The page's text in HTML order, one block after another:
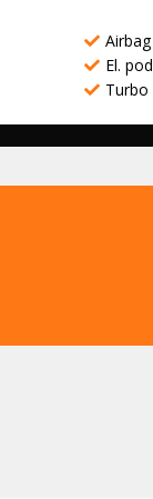
Airbag
El.
Turbo